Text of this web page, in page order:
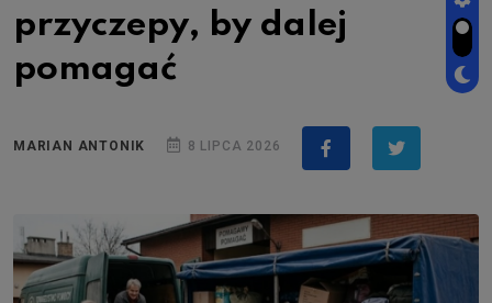
przyczepy, by dalej
pomagać
MARIAN ANTONIK 8 LIPCA 2026